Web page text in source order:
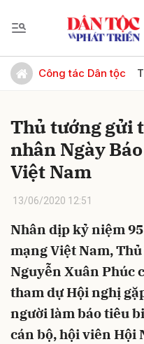
Công tác Dân tộc
Thủ tướng gửi
nhân Ngày
Việt Nam
13/06/2020 12:51
Nhân dịp kỷ niệm
mạng Việt Nam,
Nguyễn Xuân Phúc
tham dự Hội nghị
người làm báo tiêu
cán bộ, hội viên Hội
Gửi bình luận